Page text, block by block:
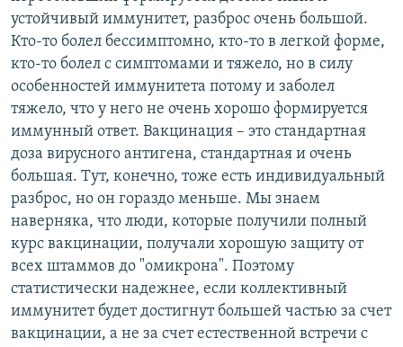
устойчивый иммунитет, разброс очень большой.
Кто-то болел бессимптомно, кто-то в легкой форме,
кто-то болел с симптомами и тяжело, но в силу
особенностей иммунитета потому и заболел
тяжело, что у него не очень хорошо формируется
иммунный ответ. Вакцинация – это стандартная
доза вирусного антигена, стандартная и очень
большая. Тут, конечно, тоже есть индивидуальный
разброс, но он гораздо меньше. Мы знаем
наверняка, что люди, которые получили полный
курс вакцинации, получали хорошую защиту от
всех штаммов до "омикрона". Поэтому
статистически надежнее, если коллективный
иммунитет будет достигнут большей частью за счет
вакцинации, а не за счет естественной встречи с